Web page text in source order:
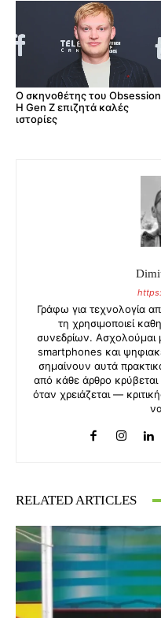
Ο σκηνοθέτης του
Η Gen Z επιζητά καλές
ιστορίες
Γράφω για τεχνολογία
τη χρησιμοποιεί
συνεδρίων. Ασχολούμαι
smartphones και
σημαίνουν αυτά
από κάθε άρθρο
όταν χρειάζεται —
RELATED ARTICLES